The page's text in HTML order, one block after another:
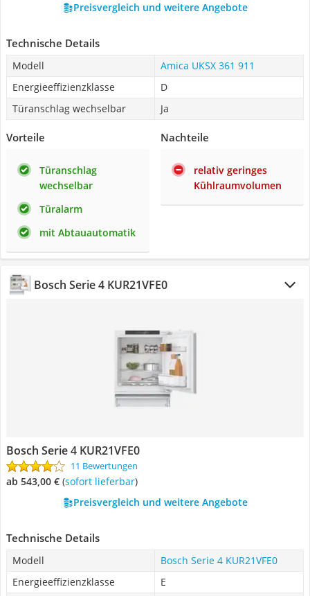
Preisvergleich und weitere Angebote
Technische Details
Modell
Amica UKSX 361 911
Energieeffizienzklasse
D
Türanschlag wechselbar
Ja
Vorteile
Türanschlag
wechselbar
Türalarm
mit Abtauautomatik
Nachteile
relativ geringes
Kühlraumvolumen
Bosch Serie 4 KUR21VFE0
Bosch Serie 4 KUR21VFE0
11 Bewertungen
ab 543,00 € ( Sofort lieferbar)
Preisvergleich und weitere Angebote
Technische Details
Modell
Bosch Serie 4 KUR21VFE0
Energieeffizienzklasse
E